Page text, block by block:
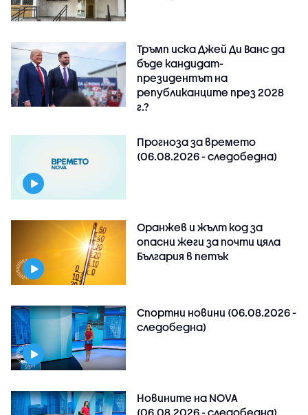
Тръмп иска Джей Ди Ванс да
бъде кандидат-
президентът на
републиканците през 2028
г.?
Прогноза за времето
(06.08.2026 - следобедна)
Оранжев и жълт код за
опасни жеги за почти цяла
България в петък
Спортни новини (06.08.2026 -
следобедна)
Новините на NOVA
(06.08.2026 - следобедна)